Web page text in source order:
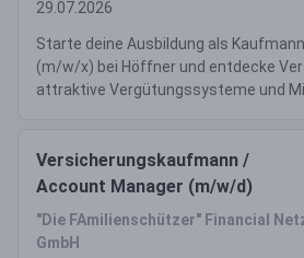
29.07.2026
Starte deine Ausbildung als
(m/w/x) bei Höffner und entdecke
attraktive Vergütungssysteme und
Versicherungskaufmann /
Account Manager (m/w/d)
"Die FAmilienschützer" Financial
GmbH